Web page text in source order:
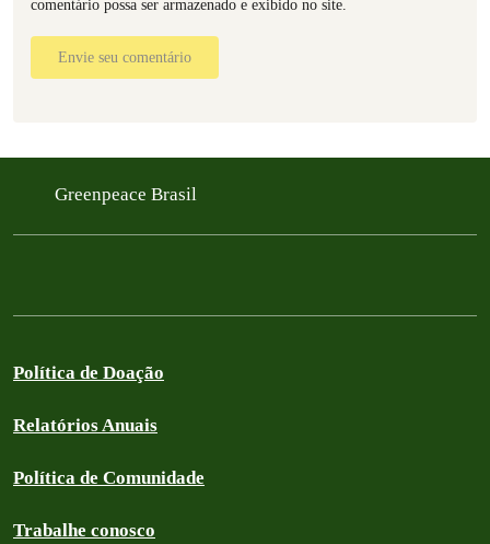
comentário possa ser armazenado e exibido no site.
Envie seu comentário
Greenpeace Brasil
Política de Doação
Relatórios Anuais
Política de Comunidade
Trabalhe conosco